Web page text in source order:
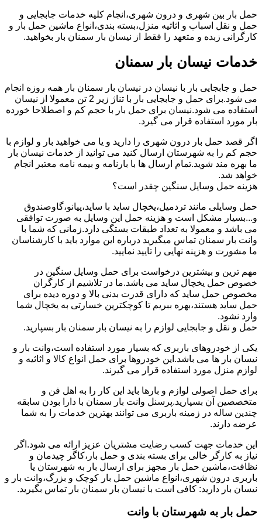
حمل بار بین شهری و درون شهری،انجام کلیه خدمات جابجایی و
حمل و نقل اسباب و اثاثیه منزل،بسته بندی،انواع ماشین حمل بار و
کارگرانی زبده و متعهد را فقط از نیسان بار سمنان بار بخواهید.
خدمات نیسان بار سمنان
حمل و جابجایی بار با نیسان در نیسان بار سمنان بار همه روزه انجام
می شود.برای حمل و جابجایی بار با تناژ زیر 2 تن معمولا از نیسان
استفاده می شود.نیسان برای حمل بار با حجم کم و اصطلاحا خورده
بار مورد استفاده قرار می گیرد.
اگر قصد حمل بار درون شهری را دارید و یا می خواهید بار و لوازم با
حجم کم را به شهرستان ارسال کنید می توانید از خدمات نیسان بار
ما بهره مند شوید.تمام ارسال ها با بارنامه و بیمه نامه معتبر انجام
خواهد شد.
هزینه حمل وسایل سنگین چقدر است؟
حمل وسایلی مانند تردمیل،یخچال ساید با ساید،پیانو،گاوصندوق
و...بسیار مشکل است و هزینه حمل این وسایل به صورت توافقی
می باشد و معمولا به تعداد طبقات بستگی دارد.زمانی که شما با
وانت بار سمنان تماس میگیرید درباره این موارد باید با کارشناسان
ما مشورت و هزینه نهایی را تایید نمایید.
مهم ترین و بیشترین درخواست برای حمل وسایل سنگین در
خصوص حمل یخچال ساید می باشد.ما در تلاشیم از کارگران
مخصوص حمل ساید که دارای قدرت بدنی بالا و دوره دیده برای
حمل ساید هستند،بهره ببریم تا کوچکترین خسارتی به یخچال شما
وارد نشود.
حمل و نقل و جابجایی لوازم را به نیسان بار سمنان بار بسپارید.
یکی از خودروهای باربری که بسیار مورد استفاده است،وانت بار و
نیسان بار ها می باشد.این خودروها برای حمل انواع کالا و اثاثیه و
لوازم منزل مورد استفاده قرار می گیرند.
برای حمل اصولی لوازم و بارها باید این کار را به اهل فن و
متخصصین آن بسپارید.پرسنل وانت بار سمنان با دارا بودن سابقه
چندین ساله در زمینه باربری می توانند بهترین خدمات را به شما
عرضه دارند.
این خدمات جهت کسب رضایت مشتریان عزیز ارائه می شود.اگر
نیاز به کارگر خالی برای بسته بندی و حمل بار،کاگر چیدمان و
نظافت،ماشین حمل بار مجهز برای ارسال بار به شهرستان یا
باربری درون شهری،انواع ماشین حمل بار کوچک و بزرگ،وانت بار و
نیسان بار دارید: کافی است با نیسان بار سمنان بار تماس بگیرید.
حمل بار به شهرستان با وانت